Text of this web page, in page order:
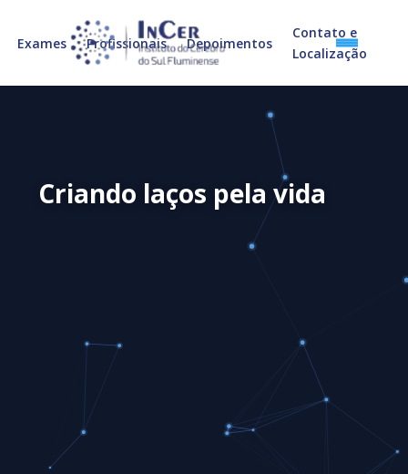
Exames Profissionais Depoimentos
Contato e
Localização
Criando laços pela vida